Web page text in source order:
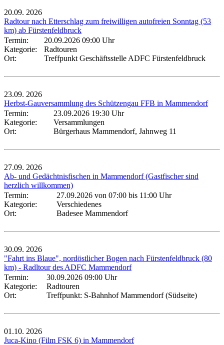
20.09. 2026
Radtour nach Etterschlag zum freiwilligen autofreien Sonntag (53
km) ab Fürstenfeldbruck
Termin:
20.09.2026 09:00 Uhr
Kategorie:
Radtouren
Ort:
Treffpunkt Geschäftsstelle ADFC Fürstenfeldbruck
23.09. 2026
Herbst-Gauversammlung des Schützengau FFB in Mammendorf
Termin:
23.09.2026 19:30 Uhr
Kategorie:
Versammlungen
Ort:
Bürgerhaus Mammendorf, Jahnweg 11
27.09. 2026
Ab- und Gedächtnisfischen in Mammendorf (Gastfischer sind
herzlich willkommen)
Termin:
27.09.2026 von 07:00 bis 11:00 Uhr
Kategorie:
Verschiedenes
Ort:
Badesee Mammendorf
30.09. 2026
"Fahrt ins Blaue", nordöstlicher Bogen nach Fürstenfeldbruck (80
km) - Radltour des ADFC Mammendorf
Termin:
30.09.2026 09:00 Uhr
Kategorie:
Radtouren
Ort:
Treffpunkt: S-Bahnhof Mammendorf (Südseite)
01.10. 2026
Juca-Kino (Film FSK 6) in Mammendorf